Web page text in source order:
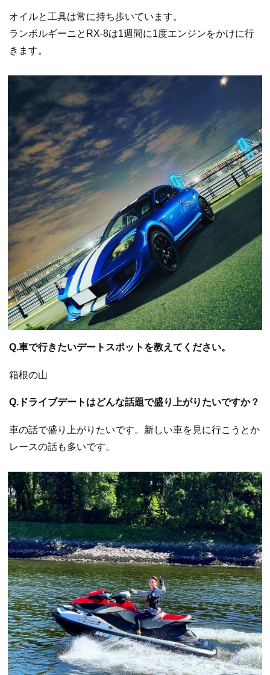
オイルと工具は常に持ち歩いています。
ランボルギーニとRX-8は1週間に1度エンジンをかけに行
きます。
Q.車で行きたいデートスポットを教えてください。
箱根の山
Q.ドライブデートはどんな話題で盛り上がりたいですか？
車の話で盛り上がりたいです。新しい車を見に行こうとか
レースの話も多いです。